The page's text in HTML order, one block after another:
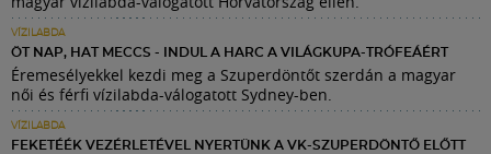
VÍZILABDA
ÖT NAP, HAT MECCS - INDUL A HARC A VILÁGKUPA-TRÓFEÁÉRT
Éremesélyekkel kezdi meg a Szuperdöntőt szerdán a magyar
női és férfi vízilabda-válogatott Sydney-ben.
VÍZILABDA
FEKETÉÉK VEZÉRLETÉVEL NYERTÜNK A VK-SZUPERDÖNTŐ ELŐTT